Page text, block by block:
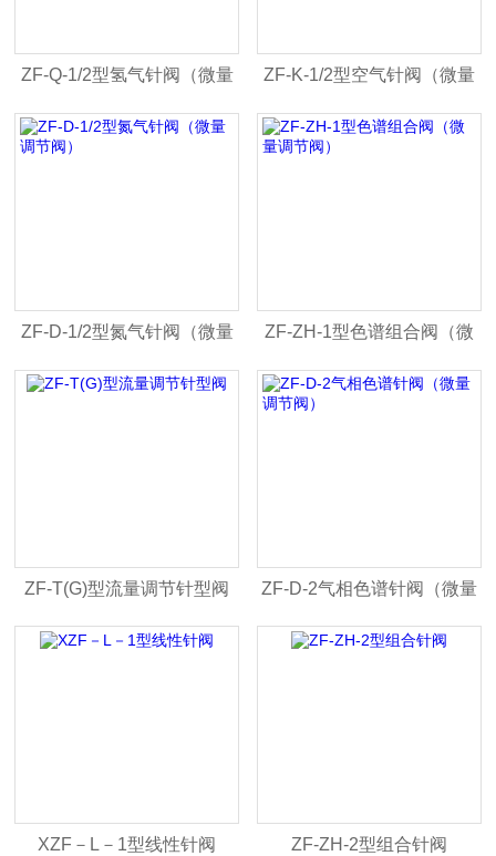
ZF-Q-1/2型氢气针阀（微量
调节阀）
ZF-K-1/2型空气针阀（微量
调节阀）
ZF-D-1/2型氮气针阀（微量
调节阀）
ZF-ZH-1型色谱组合阀（微
量调节阀）
ZF-T(G)型流量调节针型阀 ZF-D-2气相色谱针阀（微量
调节阀）
XZF－L－1型线性针阀 ZF-ZH-2型组合针阀